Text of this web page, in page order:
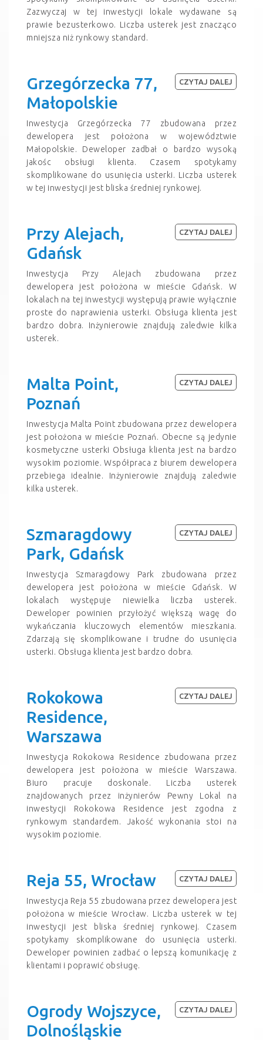
Zazwyczaj w tej inwestycji lokale wydawane są
prawie bezusterkowo. Liczba usterek jest znacząco
mniejsza niż rynkowy standard.
Grzegórzecka 77,
Małopolskie
Inwestycja Grzegórzecka 77 zbudowana przez
dewelopera jest położona w województwie
Małopolskie. Deweloper zadbał o bardzo wysoką
jakośc obsługi klienta. Czasem spotykamy
skomplikowane do usunięcia usterki. Liczba usterek
w tej inwestycji jest bliska średniej rynkowej.
CZYTAJ DALEJ
Przy Alejach,
Gdańsk
Inwestycja Przy Alejach zbudowana przez
dewelopera jest położona w mieście Gdańsk. W
lokalach na tej inwestycji występują prawie wyłącznie
proste do naprawienia usterki. Obsługa klienta jest
bardzo dobra. Inżynierowie znajdują zaledwie kilka
usterek.
CZYTAJ DALEJ
Malta Point,
Poznań
Inwestycja Malta Point zbudowana przez dewelopera
jest położona w mieście Poznań. Obecne są jedynie
kosmetyczne usterki Obsługa klienta jest na bardzo
wysokim poziomie. Współpraca z biurem dewelopera
przebiega idealnie. Inżynierowie znajdują zaledwie
kilka usterek.
CZYTAJ DALEJ
Szmaragdowy
Park, Gdańsk
Inwestycja Szmaragdowy Park zbudowana przez
dewelopera jest położona w mieście Gdańsk. W
lokalach występuje niewielka liczba usterek.
Deweloper powinien przyłożyć większą wagę do
wykańczania kluczowych elementów mieszkania.
Zdarzają się skomplikowane i trudne do usunięcia
usterki. Obsługa klienta jest bardzo dobra.
CZYTAJ DALEJ
Rokokowa
Residence,
Warszawa
Inwestycja Rokokowa Residence zbudowana przez
dewelopera jest położona w mieście Warszawa.
Biuro pracuje doskonale. Liczba usterek
znajdowanych przez inżynierów Pewny Lokal na
inwestycji Rokokowa Residence jest zgodna z
rynkowym standardem. Jakość wykonania stoi na
wysokim poziomie.
CZYTAJ DALEJ
Reja 55, Wrocław
Inwestycja Reja 55 zbudowana przez dewelopera jest
położona w mieście Wrocław. Liczba usterek w tej
inwestycji jest bliska średniej rynkowej. Czasem
spotykamy skomplikowane do usunięcia usterki.
Deweloper powinien zadbać o lepszą komunikację z
klientami i poprawić obsługę.
CZYTAJ DALEJ
Ogrody Wojszyce,
Dolnośląskie
CZYTAJ DALEJ